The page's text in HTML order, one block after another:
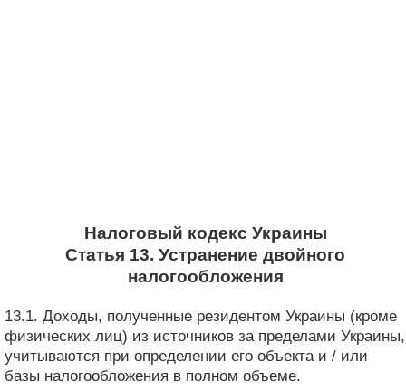
Налоговый кодекс Украины
Статья 13. Устранение двойного
налогообложения
13.1. Доходы, полученные резидентом Украины (кроме
физических лиц) из источников за пределами Украины,
учитываются при определении его объекта и / или
базы налогообложения в полном объеме.